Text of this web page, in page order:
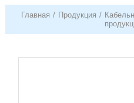
Главная / Продукция /